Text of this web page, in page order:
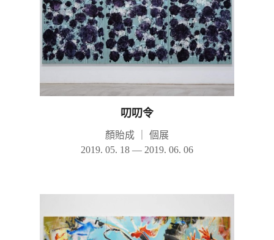
叨叨令
顏貽成
個展
2019. 05. 18 — 2019. 06. 06